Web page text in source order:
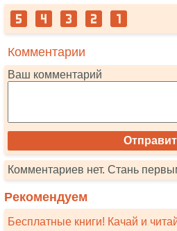
Комментарии
Ваш комментарий
Комментариев нет. Стань
Рекомендуем
Бесплатные книги! Качай и